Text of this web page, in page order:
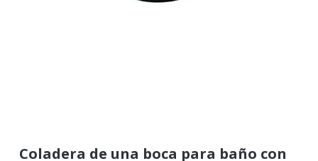
Coladera de una boca para baño con